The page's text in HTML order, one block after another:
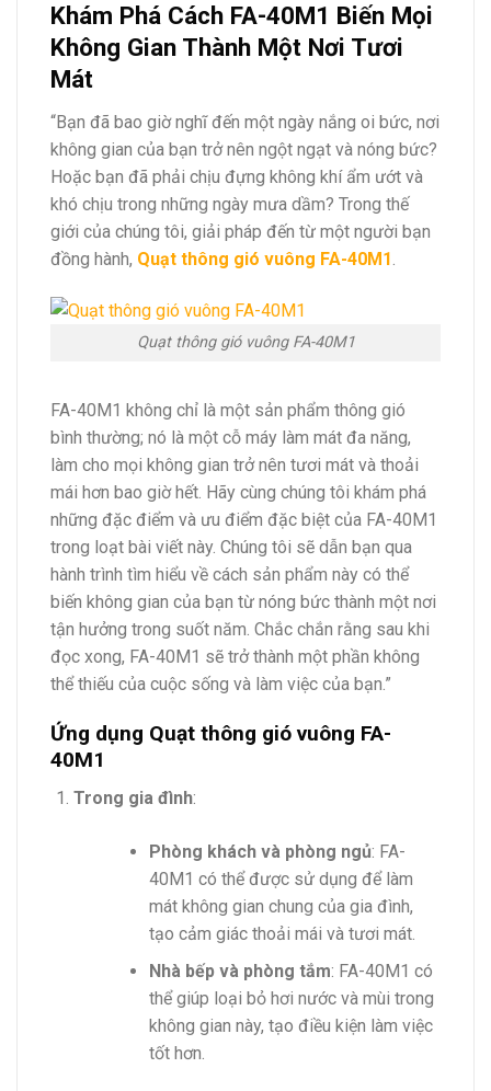
Khám Phá Cách FA-40M1 Biến Mọi
Không Gian Thành Một Nơi Tươi
Mát
“Bạn đã bao giờ nghĩ đến một ngày nắng oi bức, nơi
không gian của bạn trở nên ngột ngạt và nóng bức?
Hoặc bạn đã phải chịu đựng không khí ẩm ướt và
khó chịu trong những ngày mưa dầm? Trong thế
giới của chúng tôi, giải pháp đến từ một người bạn
đồng hành, Quạt thông gió vuông FA-40M1
Quạt thông gió vuông FA-40M1
FA-40M1 không chỉ là một sản phẩm thông gió
bình thường; nó là một cỗ máy làm mát đa năng,
làm cho mọi không gian trở nên tươi mát và thoải
mái hơn bao giờ hết. Hãy cùng chúng tôi khám phá
những đặc điểm và ưu điểm đặc biệt của FA-40M1
trong loạt bài viết này. Chúng tôi sẽ dẫn bạn qua
hành trình tìm hiểu về cách sản phẩm này có thể
biến không gian của bạn từ nóng bức thành một nơi
tận hưởng trong suốt năm. Chắc chắn rằng sau khi
đọc xong, FA-40M1 sẽ trở thành một phần không
thể thiếu của cuộc sống và làm việc của bạn.”
Ứng dụng Quạt thông gió vuông FA-
40M1
Trong gia đình:
Phòng khách và phòng ngủ: FA-
40M1 có thể được sử dụng để làm
mát không gian chung của gia đình,
tạo cảm giác thoải mái và tươi mát.
Nhà bếp và phòng tắm: FA-40M1 có
thể giúp loại bỏ hơi nước và mùi trong
không gian này, tạo điều kiện làm việc
tốt hơn.